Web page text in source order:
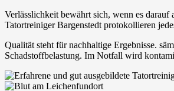
Verlässlichkeit bewährt sich, wenn es
Tatortreiniger Bargenstedt protokollieren
Qualität steht für nachhaltige Ergebnisse.
Schadstoffbelastung. Im Notfall wird